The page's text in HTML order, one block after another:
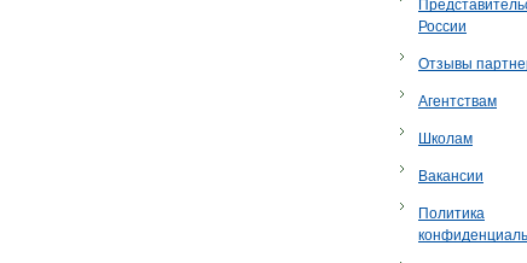
России
Отзывы
Агентствам
Школам
Вакансии
Политика